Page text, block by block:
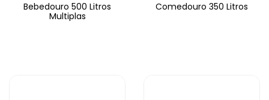
Bebedouro 500 Litros
Multiplas
Comedouro 350 Litros